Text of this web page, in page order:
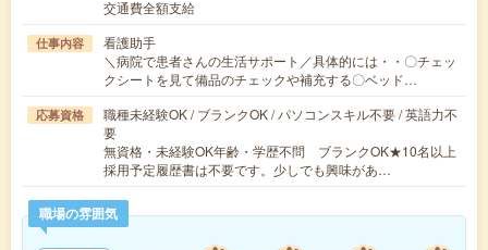
交通費全額支給
仕事内容
看護助手
＼病院で患者さんの生活サポート／具体的には・・〇チェッ
クシートを見て備品のチェックや補充する〇ベッド…
応募資格
職種未経験OK / ブランクOK / パソコンスキル不要 / 英語力不
要
無資格・未経験OK年齢・学歴不問 ブランクOK★10名以上
採用予定履歴書は不要です。少しでも興味があ…
職場の雰囲気